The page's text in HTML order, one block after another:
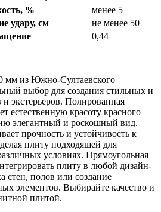
%
менее 5
удару, см
не менее 50
0,44
мм из Южно-Султаевского
выбор для создания стильных и
экстерьеров. Полированная
естественную красоту красного
элегантный и роскошный вид.
прочность и устойчивость к
плиту подходящей для
условиях. Прямоугольная
плиту в любой дизайн-
стен, полов или создание
элементов. Выбирайте качество и
плитой.